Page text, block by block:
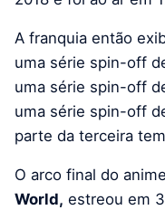
A franquia então
uma série spin-off
uma série spin-off
uma série spin-off
parte da terceira
O arco final do
World, estreou em